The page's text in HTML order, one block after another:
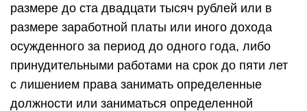
размере до ста двадцати тысяч рублей или в
размере заработной платы или иного дохода
осужденного за период до одного года, либо
принудительными работами на срок до пяти лет
с лишением права занимать определенные
должности или заниматься определенной